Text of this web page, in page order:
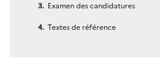
Examen des candidatures
Textes de référence